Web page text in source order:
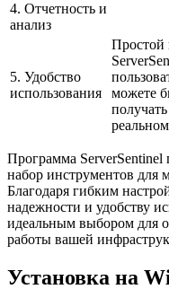
4. Отчетность и
анализ
5. Удобство
использования
Простой
можете
Программа ServerSentinel
набор инструментов для
Благодаря гибким
надежности и удобству
идеальным выбором для
работы вашей
Установка на